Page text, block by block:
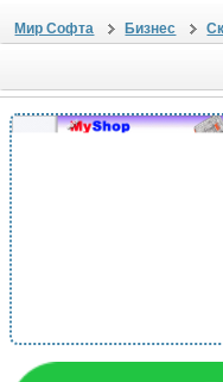
Мир Софта Бизнес